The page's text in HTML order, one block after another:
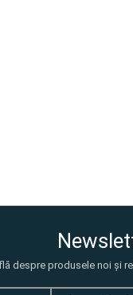
despre produsele noi și